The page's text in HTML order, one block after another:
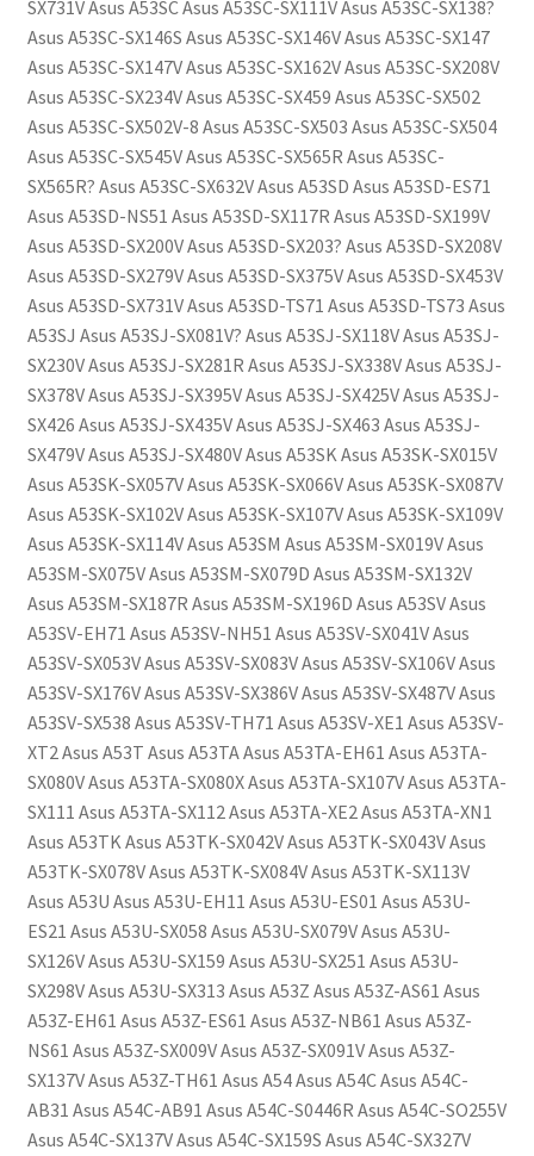
SX731V Asus A53SC Asus A53SC-SX111V Asus A53SC-SX138?
Asus A53SC-SX146S Asus A53SC-SX146V Asus A53SC-SX147
Asus A53SC-SX147V Asus A53SC-SX162V Asus A53SC-SX208V
Asus A53SC-SX234V Asus A53SC-SX459 Asus A53SC-SX502
Asus A53SC-SX502V-8 Asus A53SC-SX503 Asus A53SC-SX504
Asus A53SC-SX545V Asus A53SC-SX565R Asus A53SC-
SX565R? Asus A53SC-SX632V Asus A53SD Asus A53SD-ES71
Asus A53SD-NS51 Asus A53SD-SX117R Asus A53SD-SX199V
Asus A53SD-SX200V Asus A53SD-SX203? Asus A53SD-SX208V
Asus A53SD-SX279V Asus A53SD-SX375V Asus A53SD-SX453V
Asus A53SD-SX731V Asus A53SD-TS71 Asus A53SD-TS73 Asus
A53SJ Asus A53SJ-SX081V? Asus A53SJ-SX118V Asus A53SJ-
SX230V Asus A53SJ-SX281R Asus A53SJ-SX338V Asus A53SJ-
SX378V Asus A53SJ-SX395V Asus A53SJ-SX425V Asus A53SJ-
SX426 Asus A53SJ-SX435V Asus A53SJ-SX463 Asus A53SJ-
SX479V Asus A53SJ-SX480V Asus A53SK Asus A53SK-SX015V
Asus A53SK-SX057V Asus A53SK-SX066V Asus A53SK-SX087V
Asus A53SK-SX102V Asus A53SK-SX107V Asus A53SK-SX109V
Asus A53SK-SX114V Asus A53SM Asus A53SM-SX019V Asus
A53SM-SX075V Asus A53SM-SX079D Asus A53SM-SX132V
Asus A53SM-SX187R Asus A53SM-SX196D Asus A53SV Asus
A53SV-EH71 Asus A53SV-NH51 Asus A53SV-SX041V Asus
A53SV-SX053V Asus A53SV-SX083V Asus A53SV-SX106V Asus
A53SV-SX176V Asus A53SV-SX386V Asus A53SV-SX487V Asus
A53SV-SX538 Asus A53SV-TH71 Asus A53SV-XE1 Asus A53SV-
XT2 Asus A53T Asus A53TA Asus A53TA-EH61 Asus A53TA-
SX080V Asus A53TA-SX080X Asus A53TA-SX107V Asus A53TA-
SX111 Asus A53TA-SX112 Asus A53TA-XE2 Asus A53TA-XN1
Asus A53TK Asus A53TK-SX042V Asus A53TK-SX043V Asus
A53TK-SX078V Asus A53TK-SX084V Asus A53TK-SX113V
Asus A53U Asus A53U-EH11 Asus A53U-ES01 Asus A53U-
ES21 Asus A53U-SX058 Asus A53U-SX079V Asus A53U-
SX126V Asus A53U-SX159 Asus A53U-SX251 Asus A53U-
SX298V Asus A53U-SX313 Asus A53Z Asus A53Z-AS61 Asus
A53Z-EH61 Asus A53Z-ES61 Asus A53Z-NB61 Asus A53Z-
NS61 Asus A53Z-SX009V Asus A53Z-SX091V Asus A53Z-
SX137V Asus A53Z-TH61 Asus A54 Asus A54C Asus A54C-
AB31 Asus A54C-AB91 Asus A54C-S0446R Asus A54C-SO255V
Asus A54C-SX137V Asus A54C-SX159S Asus A54C-SX327V